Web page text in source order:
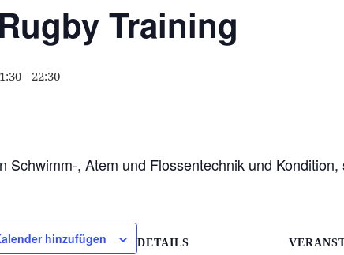
Training
- 22:30
Schwimm-, Atem und Flossentechnik und
hinzufügen DETAILS